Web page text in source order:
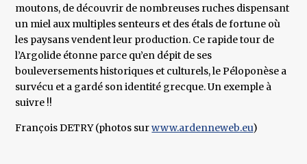
moutons, de découvrir de nombreuses ruches dispensant
un miel aux multiples senteurs et des étals de fortune où
les paysans vendent leur production. Ce rapide tour de
l’Argolide étonne parce qu’en dépit de ses
bouleversements historiques et culturels, le Péloponèse a
survécu et a gardé son identité grecque. Un exemple à
suivre !!
François DETRY (photos surwww.ardenneweb.eu)